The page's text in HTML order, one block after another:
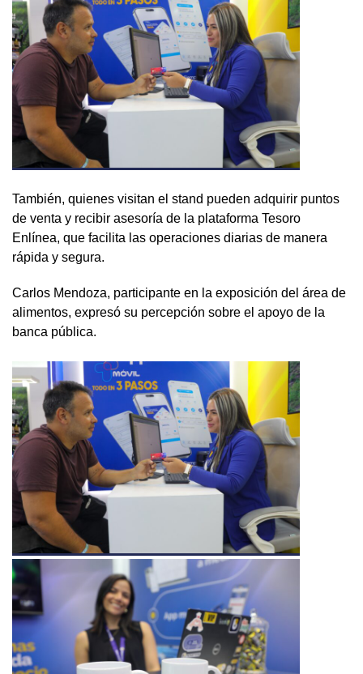
También, quienes visitan el stand pueden adquirir puntos
de venta y recibir asesoría de la plataforma Tesoro
Enlínea, que facilita las operaciones diarias de manera
rápida y segura.
Carlos Mendoza, participante en la exposición del área de
alimentos, expresó su percepción sobre el apoyo de la
banca pública.